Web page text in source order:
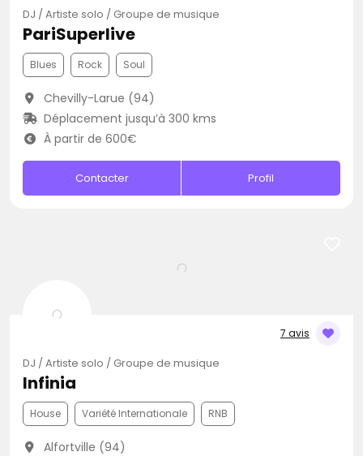
DJ / Artiste solo / Groupe de musique
PariSuperlive
Blues Rock Soul
Chevilly-Larue (94)
Déplacement jusqu’à 300 kms
À partir de 600€
Contacter Profil
7 avis
DJ / Artiste solo / Groupe de musique
Infinia
House Variété Internationale RNB
Alfortville (94)